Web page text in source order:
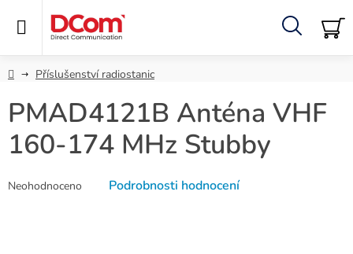
Hledat
DomůPříslušenství radiostanic
PMAD4121B Anténa VHF
160-174 MHz Stubby
hodnocení
Neohodnoceno Podrobnosti hodnocení